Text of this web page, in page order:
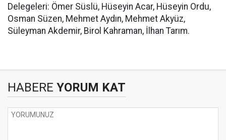
Delegeleri: Ömer Süslü, Hüseyin Acar, Hüseyin Ordu,
Osman Süzen, Mehmet Aydın, Mehmet Akyüz,
Süleyman Akdemir, Birol Kahraman, İlhan Tarım.
HABERE YORUM KAT